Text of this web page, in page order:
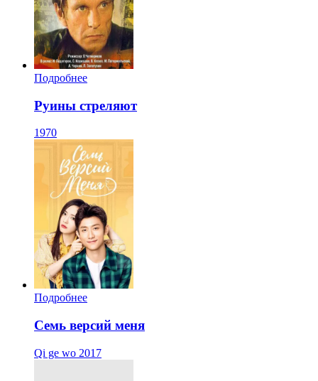
Подробнее
Руины стреляют
1970
Подробнее
Семь версий меня
Qi ge wo 2017